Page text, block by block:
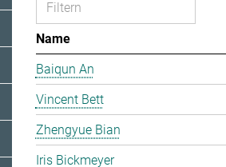
Name
Baiqun An
Vincent Bett
Zhengyue Bian
Iris Bickmeyer